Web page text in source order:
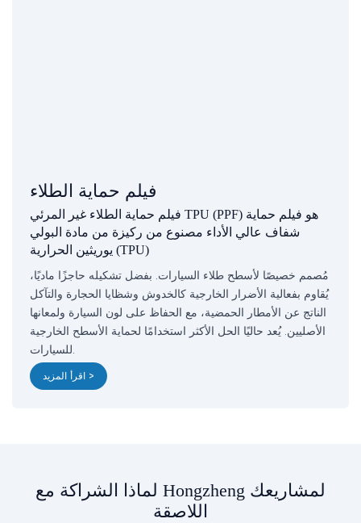
فيلم حماية الطلاء
فيلم حماية الطلاء غير المرئي TPU (PPF) هو فيلم حماية
شفاف عالي الأداء مصنوع من ركيزة من مادة البولي
يوريثين الحرارية (TPU)
مُصمم خصيصًا لأسطح طلاء السيارات. بفضل تشكيله حاجزًا ماديًا،
يُقاوم بفعالية الأضرار الخارجية كالخدوش وشظايا الحجارة والتآكل
الناتج عن الأمطار الحمضية، مع الحفاظ على لون السيارة ولمعانها
الأصليين. يُعد حاليًا الحل الأكثر استخدامًا لحماية الأسطح الخارجية
للسيارات.
اقرأ المزيد >
لماذا الشراكة مع Hongzheng لمشاريعك
اللاصقة